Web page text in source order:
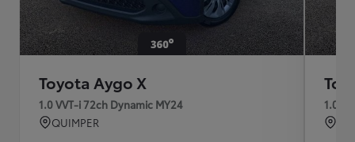
Toyota Aygo X
1.0 VVT-i 72ch Dynamic MY24
QUIMPER
1.0